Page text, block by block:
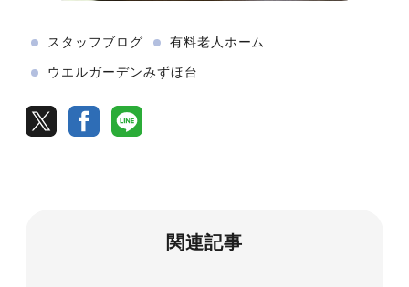
スタッフブログ 有料老人ホーム
ウエルガーデンみずほ台
関連記事